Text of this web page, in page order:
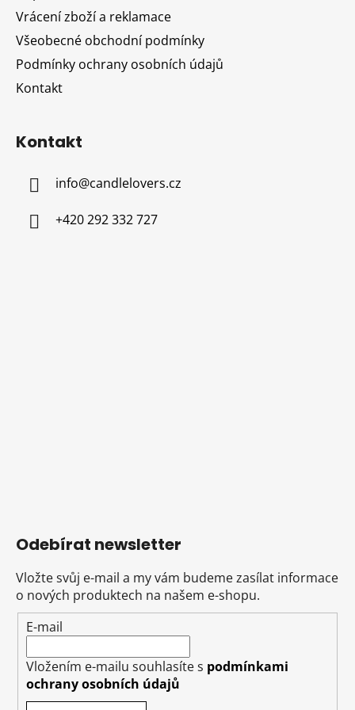
Vrácení zboží a reklamace
Všeobecné obchodní podmínky
Podmínky ochrany osobních údajů
Kontakt
Kontakt
info@candlelovers.cz
+420 292 332 727
Odebírat newsletter
Vložte svůj e-mail a my vám budeme zasílat informace
o nových produktech na našem e-shopu.
E-mail
Vložením e-mailu souhlasíte s podmínkami
ochrany osobních údajů